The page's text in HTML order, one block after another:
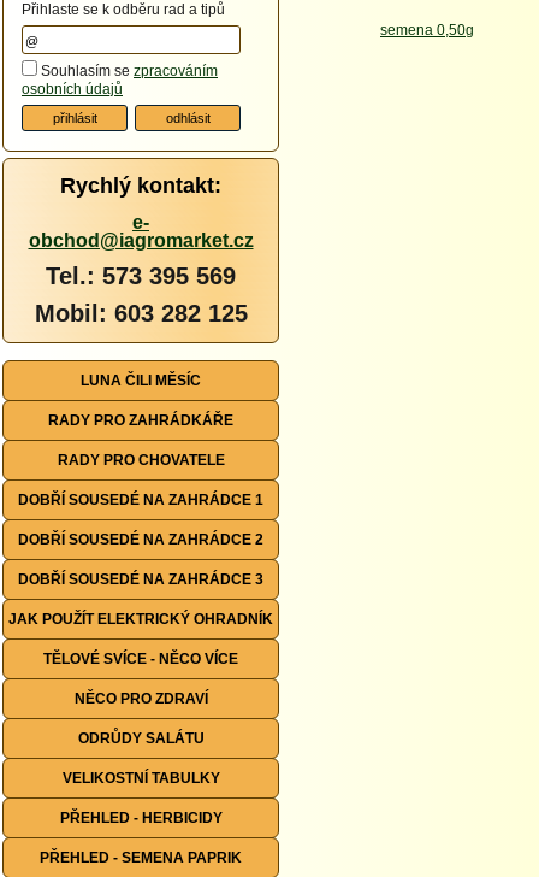
Přihlaste se k odběru rad a tipů
Souhlasím se zpracováním
osobních údajů
Rychlý kontakt:
e-
obchod@iagromarket.cz
Tel.: 573 395 569
Mobil: 603 282 125
LUNA ČILI MĚSÍC
RADY PRO ZAHRÁDKÁŘE
RADY PRO CHOVATELE
DOBŘÍ SOUSEDÉ NA ZAHRÁDCE 1
DOBŘÍ SOUSEDÉ NA ZAHRÁDCE 2
DOBŘÍ SOUSEDÉ NA ZAHRÁDCE 3
JAK POUŽÍT ELEKTRICKÝ OHRADNÍK
TĚLOVÉ SVÍCE - NĚCO VÍCE
NĚCO PRO ZDRAVÍ
ODRŮDY SALÁTU
VELIKOSTNÍ TABULKY
PŘEHLED - HERBICIDY
PŘEHLED - SEMENA PAPRIK